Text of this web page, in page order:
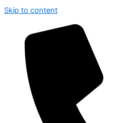
Skip to content